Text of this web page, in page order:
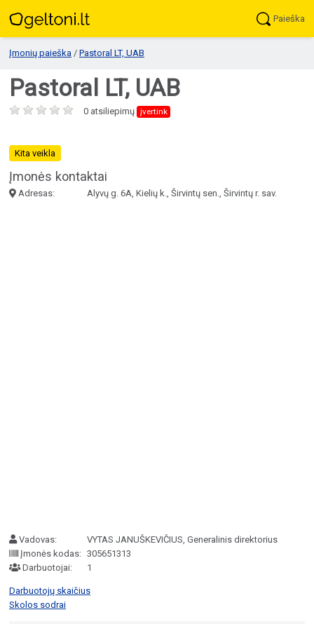
Paieška
Įmonių paieška / Pastoral LT, UAB
Pastoral LT, UAB
0 atsiliepimų įvertink
Kita veikla
Įmonės kontaktai
Adresas: Alyvų g. 6A, Kielių k., Širvintų sen., Širvintų r. sav.
Vadovas:
VYTAS JANUŠKEVIČIUS, Generalinis direktorius
Įmonės kodas: 305651313
Darbuotojai:
1
Darbuotojų skaičius
Skolos sodrai